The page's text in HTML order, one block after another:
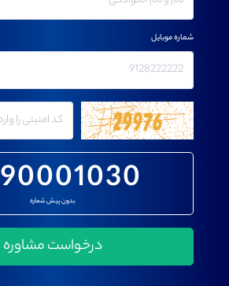
90001030
بدون پیش شماره
شماره موبایل